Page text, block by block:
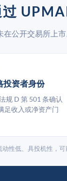
在公开交易所上
投资者身份
规 D 第 501 条确认
足收入或净资产门
性低、具投机性，可